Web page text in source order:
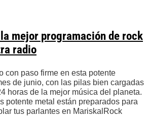
mejor programación de rock
radio
con paso firme en esta potente
de junio, con las pilas bien cargadas
horas de la mejor música del planeta.
potente metal están preparados para
tus parlantes en MariskalRock